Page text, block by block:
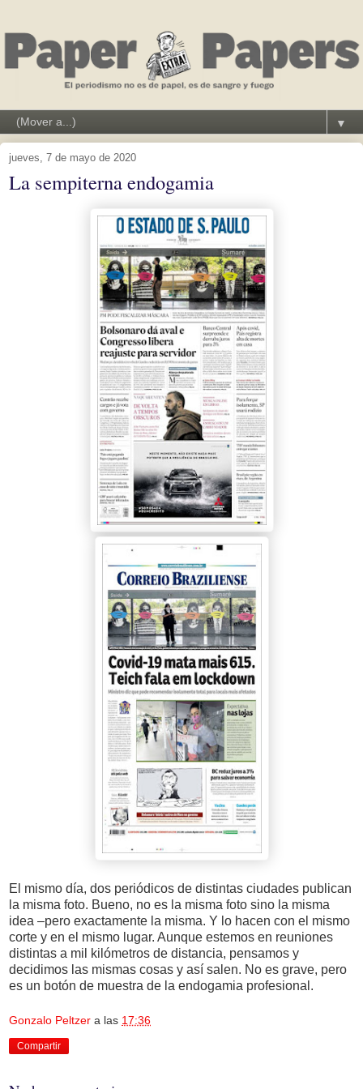
▼
jueves, 7 de mayo de 2020
La sempiterna endogamia
El mismo día, dos periódicos de distintas ciudades publican
la misma foto. Bueno, no es la misma foto sino la misma
idea –pero exactamente la misma. Y lo hacen con el mismo
corte y en el mismo lugar. Aunque estemos en reuniones
distintas a mil kilómetros de distancia, pensamos y
decidimos las mismas cosas y así salen. No es grave, pero
es un botón de muestra de la endogamia profesional.
Gonzalo Peltzer a las 17:36
Compartir